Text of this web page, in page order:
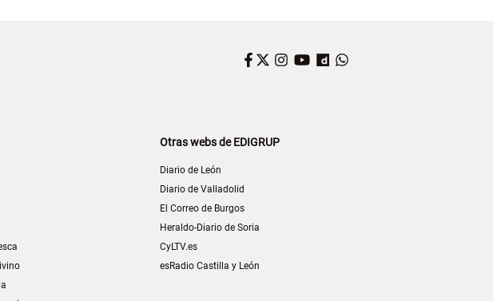
Facebook
Twitter
Instagram
YouTube
Dailymotion
Otras webs de EDIGRUP
Diario de León
Diario de Valladolid
El Correo de Burgos
Heraldo-Diario de Soria
CyLTV.es
esRadio Castilla y León